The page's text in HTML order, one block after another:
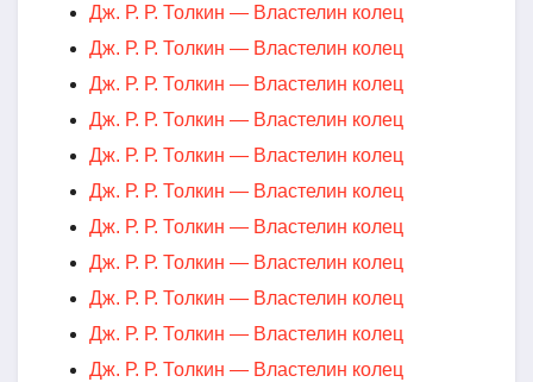
Дж. Р. Р. Толкин — Властелин колец
Дж. Р. Р. Толкин — Властелин колец
Дж. Р. Р. Толкин — Властелин колец
Дж. Р. Р. Толкин — Властелин колец
Дж. Р. Р. Толкин — Властелин колец
Дж. Р. Р. Толкин — Властелин колец
Дж. Р. Р. Толкин — Властелин колец
Дж. Р. Р. Толкин — Властелин колец
Дж. Р. Р. Толкин — Властелин колец
Дж. Р. Р. Толкин — Властелин колец
Дж. Р. Р. Толкин — Властелин колец